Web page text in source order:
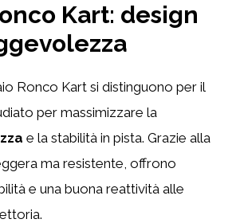
Kart: design
Ronco Kart si distinguono per il
per massimizzare la
e la stabilità in pista. Grazie alla
ma resistente, offrono
e una buona reattività alle